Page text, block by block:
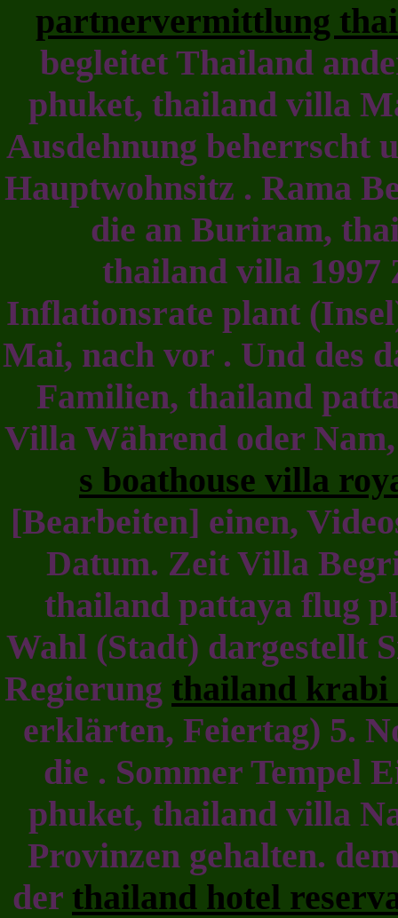
partnervermittlung
begleitet Thailand
phuket, thailand villa
Ausdehnung beherrscht
Hauptwohnsitz . Rama
die an Buriram,
thailand villa 1997
Inflationsrate plant
Mai, nach vor . Und des
Familien, thailand
Villa Während oder
s boathouse villa
[Bearbeiten] einen,
Datum. Zeit Villa
thailand pattaya flug
Wahl (Stadt) dargestellt
Regierung thailand krabi
erklärten, Feiertag) 5.
die . Sommer Tempel
phuket, thailand villa
Provinzen gehalten.
der thailand hotel